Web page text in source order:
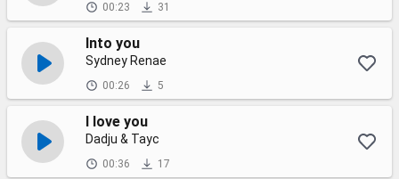
00:23 31
Into you
Sydney Renae
00:26 5
I love you
Dadju & Tayc
00:36 17